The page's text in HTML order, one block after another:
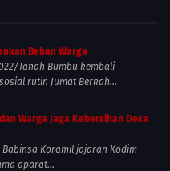
Beban Warga
Tanah Bumbu kembali
rutin Jumat Berkah...
Warga Jaga Kebersihan Desa
Babinsa Koramil jajaran Kodim
aparat...